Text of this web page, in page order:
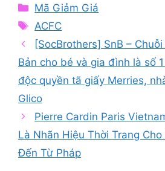
Categories
Mã Giảm Giá
Tags
ACFC
[SocBrothers] SnB –
Bản cho bé và gia đình là số
độc quyền tã giấy Merries,
Glico
Pierre Cardin Paris
Là Nhãn Hiệu Thời Trang Cho
Đến Từ Pháp